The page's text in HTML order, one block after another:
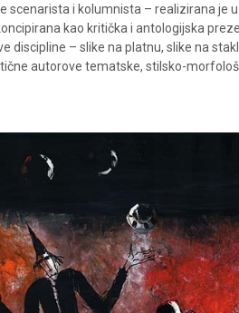
scenarista i kolumnista – realizirana je
kao kritička i antologijska
discipline – slike na platnu, slike na
autorove tematske, stilsko-